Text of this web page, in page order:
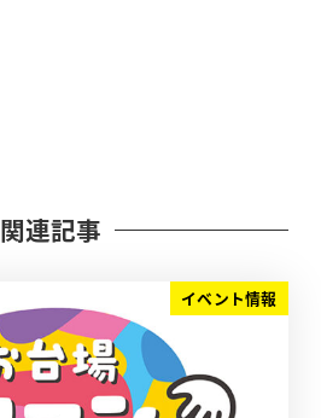
関連記事
イベント情報